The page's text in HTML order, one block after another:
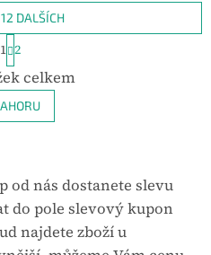
dvoustupňové čerpadlo
a díky kouřovodu je
možné spaliny odvádět
mimo vytápěný
prostor....
O
v
l
á
í
p
r
v
DALŠÍCH
S
t
r
á
n
k
n
í
1 2
celkem
od nás dostanete slevu
do pole slevový kupon
najdete zboží u